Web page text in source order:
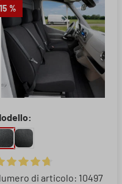
%
media di 4.79 su
di articolo: 10497